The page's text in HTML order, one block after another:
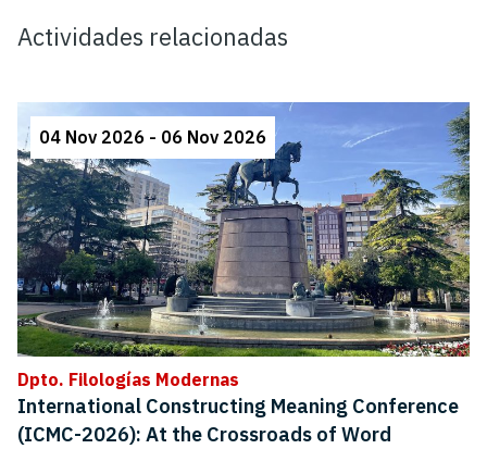
Actividades relacionadas
04 Nov 2026 - 06 Nov 2026
Dpto. Filologías Modernas
International Constructing Meaning Conference
(ICMC-2026): At the Crossroads of Word